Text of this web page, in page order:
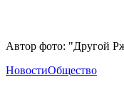
Автор фото: "Другой
НовостиОбщество